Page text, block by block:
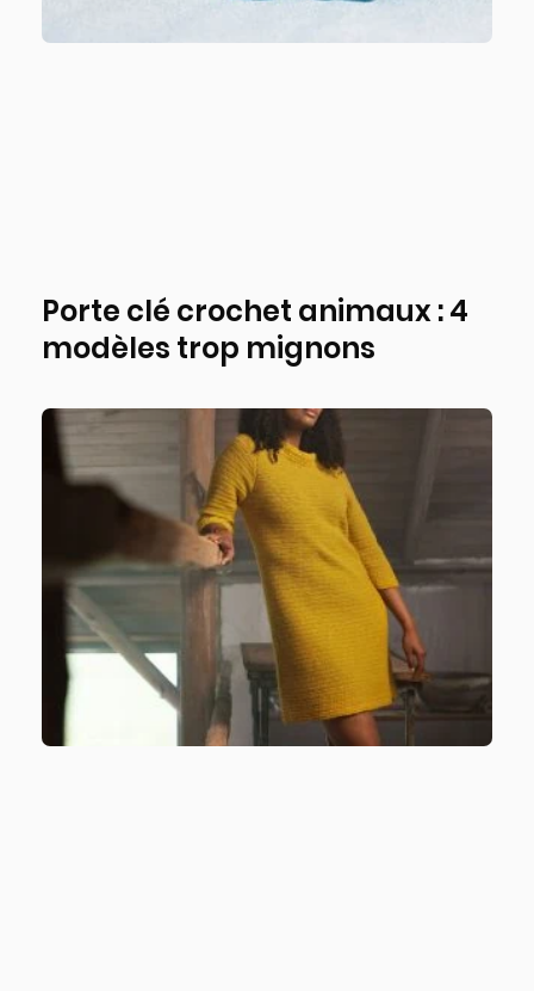
Porte clé crochet animaux : 4
modèles trop mignons